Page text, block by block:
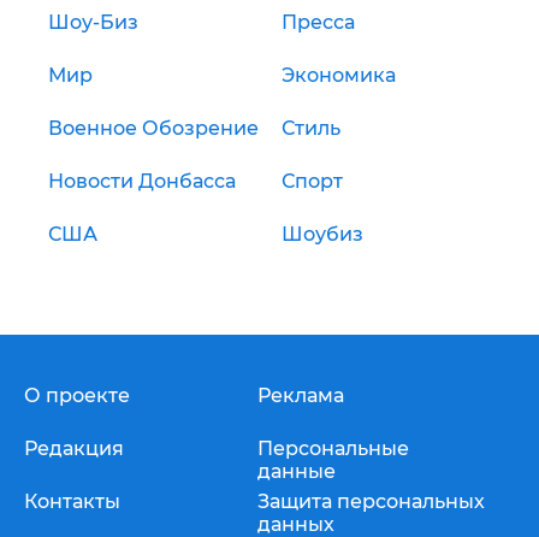
Шоу-Биз Пресса
Мир Экономика
Военное Обозрение Стиль
Новости Донбасса Спорт
США Шоубиз
О проекте
Редакция
Контакты
Реклама
Персональные
данные
Защита персональных
данных